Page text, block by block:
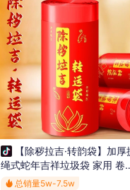
总销量
100w-250w
7日销量
10w-25w
24小时销量
2.5w-5w
公开佣金
22%
加选品车 加橱窗
【除秽拉吉·转韵袋】加厚
绳式蛇年吉祥垃圾袋 家用 卷
型 收口款
总销量5w-7.5w